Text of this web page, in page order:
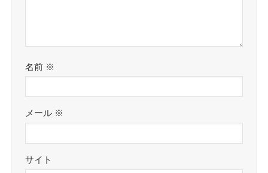
名前 ※
メール ※
サイト